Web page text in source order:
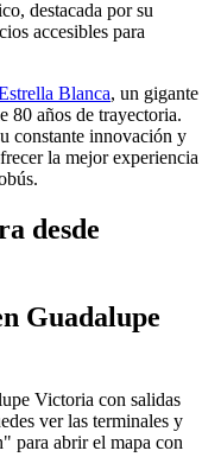
destacada por su
accesibles para
Blanca, un gigante
80 años de trayectoria.
constante innovación y
la mejor experiencia
desde
Guadalupe
Victoria con salidas
ver las terminales y
para abrir el mapa con